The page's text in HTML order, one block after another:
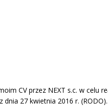
CV przez NEXT s.c. w celu
27 kwietnia 2016 r. (RODO).